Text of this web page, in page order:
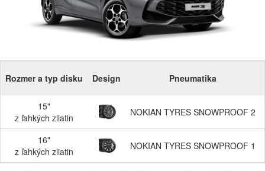
Rozmer a typ disku Design Pneumatika
15"
z ľahkých zliatin
NOKIAN TYRES SNOWPROOF 2
16"
z ľahkých zliatin
NOKIAN TYRES SNOWPROOF 1